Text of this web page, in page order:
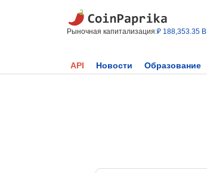
Рыночная капитализация:₽ 188,353.35 B
API Новости Образование